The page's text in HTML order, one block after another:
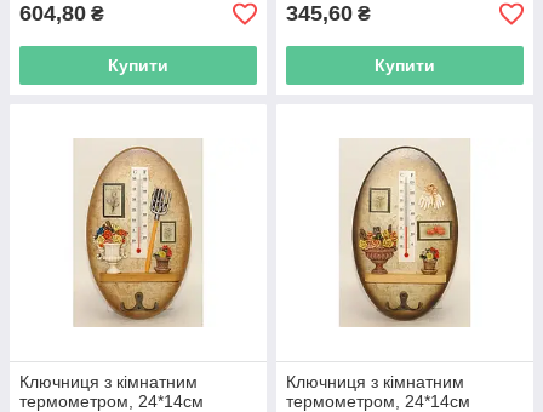
604,80 ₴
Купити
345,60 ₴
Купити
Ключниця з кімнатним
термометром, 24*14см
Ключниця з кімнатним
термометром, 24*14см